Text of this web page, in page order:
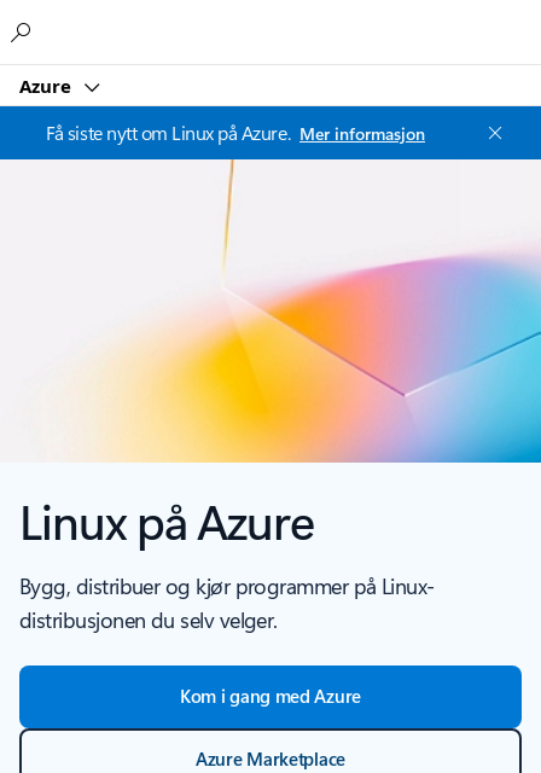
Azure
Få siste nytt om Linux på Azure. Mer informasjon
Linux på Azure
Bygg, distribuer og kjør programmer på Linux-
distribusjonen du selv velger.
Kom i gang med Azure
Azure Marketplace